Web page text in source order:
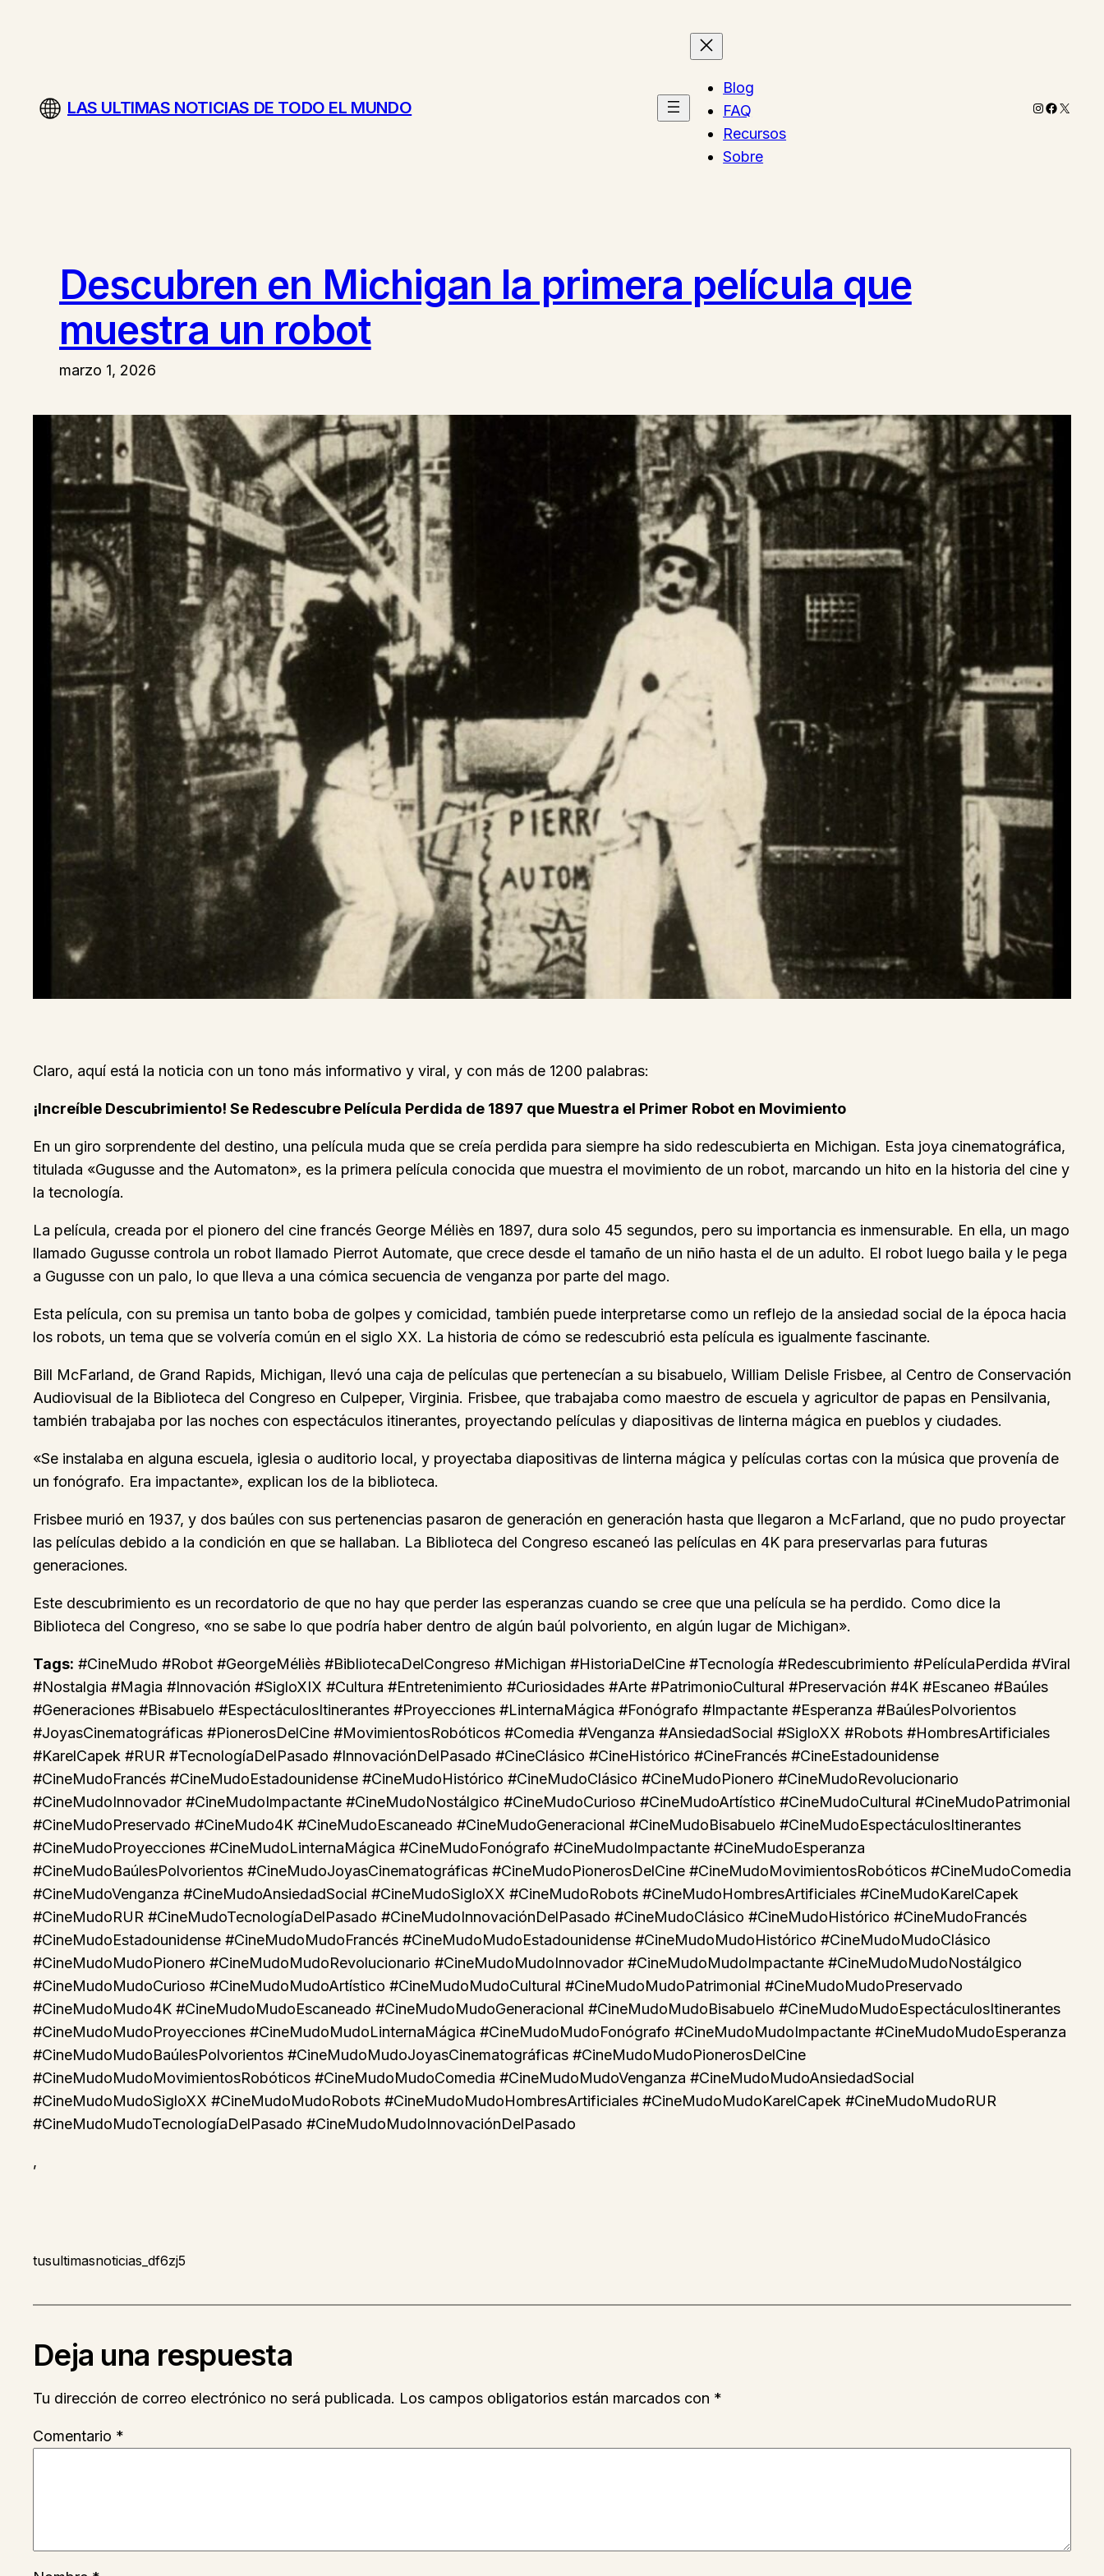
LAS ULTIMAS NOTICIAS DE TODO EL MUNDO
Blog
FAQ
Recursos
Sobre
Instagram
X
Descubren en Michigan la primera película que
muestra un robot
marzo 1, 2026
Claro, aquí está la noticia con un tono más informativo y viral, y con más de 1200 palabras:
¡Increíble Descubrimiento! Se Redescubre Película Perdida de 1897 que Muestra el Primer Robot en Movimiento
En un giro sorprendente del destino, una película muda que se creía perdida para siempre ha sido redescubierta en Michigan. Esta joya cinematográfica,
titulada «Gugusse and the Automaton», es la primera película conocida que muestra el movimiento de un robot, marcando un hito en la historia del cine y
la tecnología.
La película, creada por el pionero del cine francés George Méliès en 1897, dura solo 45 segundos, pero su importancia es inmensurable. En ella, un mago
llamado Gugusse controla un robot llamado Pierrot Automate, que crece desde el tamaño de un niño hasta el de un adulto. El robot luego baila y le pega
a Gugusse con un palo, lo que lleva a una cómica secuencia de venganza por parte del mago.
Esta película, con su premisa un tanto boba de golpes y comicidad, también puede interpretarse como un reflejo de la ansiedad social de la época hacia
los robots, un tema que se volvería común en el siglo XX. La historia de cómo se redescubrió esta película es igualmente fascinante.
Bill McFarland, de Grand Rapids, Michigan, llevó una caja de películas que pertenecían a su bisabuelo, William Delisle Frisbee, al Centro de Conservación
Audiovisual de la Biblioteca del Congreso en Culpeper, Virginia. Frisbee, que trabajaba como maestro de escuela y agricultor de papas en Pensilvania,
también trabajaba por las noches con espectáculos itinerantes, proyectando películas y diapositivas de linterna mágica en pueblos y ciudades.
«Se instalaba en alguna escuela, iglesia o auditorio local, y proyectaba diapositivas de linterna mágica y películas cortas con la música que provenía de
un fonógrafo. Era impactante», explican los de la biblioteca.
Frisbee murió en 1937, y dos baúles con sus pertenencias pasaron de generación en generación hasta que llegaron a McFarland, que no pudo proyectar
las películas debido a la condición en que se hallaban. La Biblioteca del Congreso escaneó las películas en 4K para preservarlas para futuras
generaciones.
Este descubrimiento es un recordatorio de que no hay que perder las esperanzas cuando se cree que una película se ha perdido. Como dice la
Biblioteca del Congreso, «no se sabe lo que podría haber dentro de algún baúl polvoriento, en algún lugar de Michigan».
Tags: #CineMudo #Robot #GeorgeMéliès #BibliotecaDelCongreso #Michigan #HistoriaDelCine #Tecnología #Redescubrimiento #PelículaPerdida #Viral
#Nostalgia #Magia #Innovación #SigloXIX #Cultura #Entretenimiento #Curiosidades #Arte #PatrimonioCultural #Preservación #4K #Escaneo #Baúles
#Generaciones #Bisabuelo #EspectáculosItinerantes #Proyecciones #LinternaMágica #Fonógrafo #Impactante #Esperanza #BaúlesPolvorientos
#JoyasCinematográficas #PionerosDelCine #MovimientosRobóticos #Comedia #Venganza #AnsiedadSocial #SigloXX #Robots #HombresArtificiales
#KarelCapek #RUR #TecnologíaDelPasado #InnovaciónDelPasado #CineClásico #CineHistórico #CineFrancés #CineEstadounidense
#CineMudoFrancés #CineMudoEstadounidense #CineMudoHistórico #CineMudoClásico #CineMudoPionero #CineMudoRevolucionario
#CineMudoInnovador #CineMudoImpactante #CineMudoNostálgico #CineMudoCurioso #CineMudoArtístico #CineMudoCultural #CineMudoPatrimonial
#CineMudoPreservado #CineMudo4K #CineMudoEscaneado #CineMudoGeneracional #CineMudoBisabuelo #CineMudoEspectáculosItinerantes
#CineMudoProyecciones #CineMudoLinternaMágica #CineMudoFonógrafo #CineMudoImpactante #CineMudoEsperanza
#CineMudoBaúlesPolvorientos #CineMudoJoyasCinematográficas #CineMudoPionerosDelCine #CineMudoMovimientosRobóticos #CineMudoComedia
#CineMudoVenganza #CineMudoAnsiedadSocial #CineMudoSigloXX #CineMudoRobots #CineMudoHombresArtificiales #CineMudoKarelCapek
#CineMudoRUR #CineMudoTecnologíaDelPasado #CineMudoInnovaciónDelPasado #CineMudoClásico #CineMudoHistórico #CineMudoFrancés
#CineMudoEstadounidense #CineMudoMudoFrancés #CineMudoMudoEstadounidense #CineMudoMudoHistórico #CineMudoMudoClásico
#CineMudoMudoPionero #CineMudoMudoRevolucionario #CineMudoMudoInnovador #CineMudoMudoImpactante #CineMudoMudoNostálgico
#CineMudoMudoCurioso #CineMudoMudoArtístico #CineMudoMudoCultural #CineMudoMudoPatrimonial #CineMudoMudoPreservado
#CineMudoMudo4K #CineMudoMudoEscaneado #CineMudoMudoGeneracional #CineMudoMudoBisabuelo #CineMudoMudoEspectáculosItinerantes
#CineMudoMudoProyecciones #CineMudoMudoLinternaMágica #CineMudoMudoFonógrafo #CineMudoMudoImpactante #CineMudoMudoEsperanza
#CineMudoMudoBaúlesPolvorientos #CineMudoMudoJoyasCinematográficas #CineMudoMudoPionerosDelCine
#CineMudoMudoMovimientosRobóticos #CineMudoMudoComedia #CineMudoMudoVenganza #CineMudoMudoAnsiedadSocial
#CineMudoMudoSigloXX #CineMudoMudoRobots #CineMudoMudoHombresArtificiales #CineMudoMudoKarelCapek #CineMudoMudoRUR
#CineMudoMudoTecnologíaDelPasado #CineMudoMudoInnovaciónDelPasado
,
tusultimasnoticias_df6zj5
Deja una respuesta
Tu dirección de correo electrónico no será publicada. Los campos obligatorios están marcados con *
Comentario *